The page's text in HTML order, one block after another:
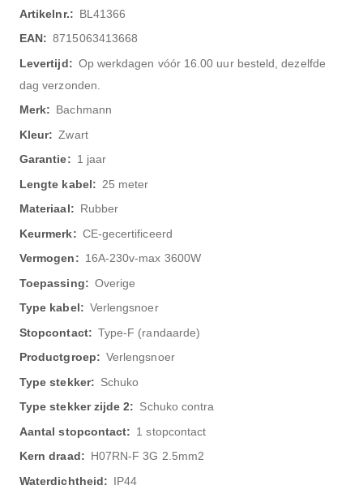
Meer
informatie
BL41366
8715063413668
Op werkdagen vóór 16.00 uur besteld, dezelfde
dag verzonden.
Bachmann
Zwart
1 jaar
25 meter
Rubber
CE-gecertificeerd
16A-230v-max 3600W
Overige
Verlengsnoer
Type-F (randaarde)
Verlengsnoer
Schuko
Schuko contra
1 stopcontact
H07RN-F 3G 2.5mm2
IP44